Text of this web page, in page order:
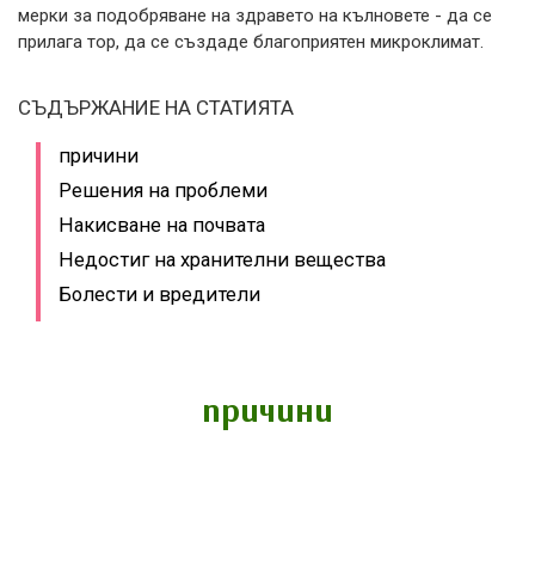
мерки за подобряване на здравето на кълновете - да се
прилага тор, да се създаде благоприятен микроклимат.
СЪДЪРЖАНИЕ НА СТАТИЯТА
причини
Решения на проблеми
Накисване на почвата
Недостиг на хранителни вещества
Болести и вредители
причини